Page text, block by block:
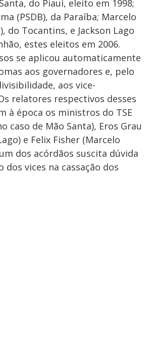
do Piauí, eleito em 1998;
(PSDB), da Paraíba; Marcelo
do Tocantins, e Jackson Lago
estes eleitos em 2006.
se aplicou automaticamente
aos governadores e, pelo
aos vice-
relatores respectivos desses
à época os ministros do TSE
caso de Mão Santa), Eros Grau
e Felix Fisher (Marcelo
dos acórdãos suscita dúvida
dos vices na cassação dos